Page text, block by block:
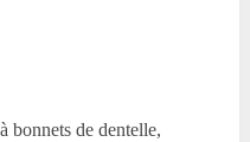
bonnets de dentelle,